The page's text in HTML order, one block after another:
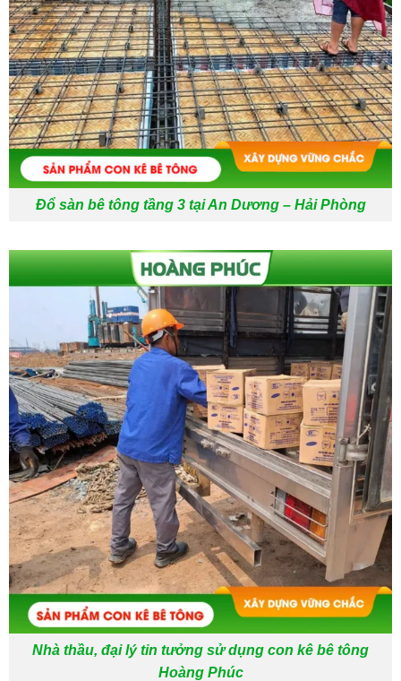
Đổ sàn bê tông tầng 3 tại An Dương – Hải Phòng
Nhà thầu, đại lý tin tưởng sử dụng con kê bê tông
Hoàng Phúc